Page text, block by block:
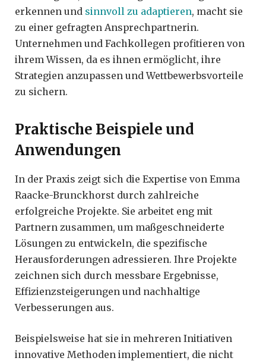
erkennen und sinnvoll zu adaptieren, macht sie
zu einer gefragten Ansprechpartnerin.
Unternehmen und Fachkollegen profitieren von
ihrem Wissen, da es ihnen ermöglicht, ihre
Strategien anzupassen und Wettbewerbsvorteile
zu sichern.
Praktische Beispiele und
Anwendungen
In der Praxis zeigt sich die Expertise von Emma
Raacke-Brunckhorst durch zahlreiche
erfolgreiche Projekte. Sie arbeitet eng mit
Partnern zusammen, um maßgeschneiderte
Lösungen zu entwickeln, die spezifische
Herausforderungen adressieren. Ihre Projekte
zeichnen sich durch messbare Ergebnisse,
Effizienzsteigerungen und nachhaltige
Verbesserungen aus.
Beispielsweise hat sie in mehreren Initiativen
innovative Methoden implementiert, die nicht